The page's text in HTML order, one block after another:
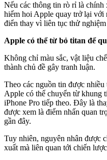
Nếu các thông tin rò rỉ là chính
hiếm hoi Apple quay trở lại với
điển thay vì liên tục thử
Apple có thể từ bỏ titan để
Không chỉ màu sắc, vật liệu
thành chủ đề gây tranh luận.
Theo các nguồn tin được nhiều
Apple có thể chuyển từ khung
iPhone Pro tiếp theo. Đây là
được xem là điểm nhấn quan
gần đây.
Tuy nhiên, nguyên nhân được
xuất mà liên quan tới chiến